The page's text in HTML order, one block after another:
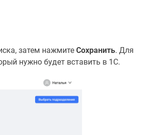
затем нажмите Сохранить. Для
нужно будет вставить в 1С.